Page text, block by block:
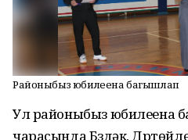
Районыбыз юбилеена багышлап
Ул районыбыз юбилеена
чарасында Бүздәк,